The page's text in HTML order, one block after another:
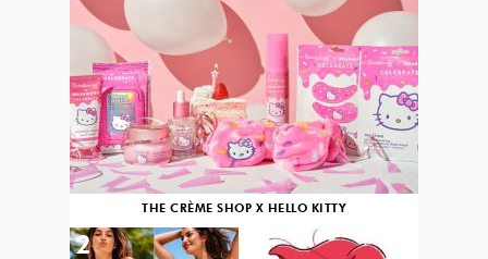
THE CRÈME SHOP X HELLO KITTY
2 3